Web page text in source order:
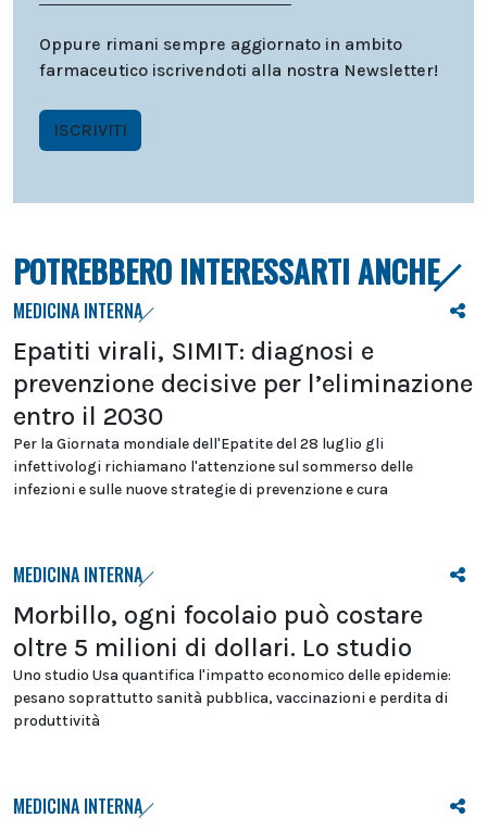
Oppure rimani sempre aggiornato in ambito
farmaceutico iscrivendoti alla nostra Newsletter!
ISCRIVITI
POTREBBERO INTERESSARTI ANCHE
MEDICINA INTERNA
Epatiti virali, SIMIT: diagnosi e
prevenzione decisive per l’eliminazione
entro il 2030
Per la Giornata mondiale dell'Epatite del 28 luglio gli
infettivologi richiamano l'attenzione sul sommerso delle
infezioni e sulle nuove strategie di prevenzione e cura
MEDICINA INTERNA
Morbillo, ogni focolaio può costare
oltre 5 milioni di dollari. Lo studio
Uno studio Usa quantifica l'impatto economico delle epidemie:
pesano soprattutto sanità pubblica, vaccinazioni e perdita di
produttività
MEDICINA INTERNA